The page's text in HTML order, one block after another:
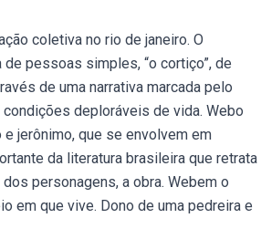
coletiva no rio de janeiro. O
pessoas simples, “o cortiço”, de
de uma narrativa marcada pelo
deploráveis de vida. Webo
jerônimo, que se envolvem em
da literatura brasileira que retrata
personagens, a obra. Webem o
em que vive. Dono de uma pedreira e